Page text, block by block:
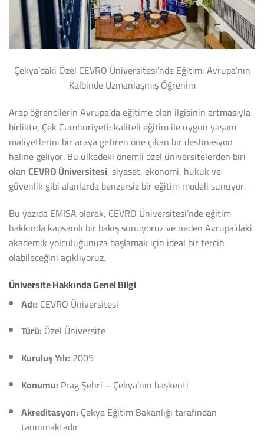
Çekya’daki Özel CEVRO Üniversitesi’nde Eğitim: Avrupa’nın
Kalbinde Uzmanlaşmış Öğrenim
Arap öğrencilerin Avrupa’da eğitime olan ilgisinin artmasıyla
birlikte, Çek Cumhuriyeti; kaliteli eğitim ile uygun yaşam
maliyetlerini bir araya getiren öne çıkan bir destinasyon
haline geliyor. Bu ülkedeki önemli özel üniversitelerden biri
olanCEVRO Üniversitesi, siyaset, ekonomi, hukuk ve
güvenlik gibi alanlarda benzersiz bir eğitim modeli sunuyor.
Bu yazıda EMISA olarak, CEVRO Üniversitesi’nde eğitim
hakkında kapsamlı bir bakış sunuyoruz ve neden Avrupa’daki
akademik yolculuğunuza başlamak için ideal bir tercih
olabileceğini açıklıyoruz.
Üniversite Hakkında Genel Bilgi
Adı: CEVRO Üniversitesi
Türü: Özel Üniversite
Kuruluş Yılı: 2005
Konumu: Prag Şehri – Çekya’nın başkenti
Akreditasyon: Çekya Eğitim Bakanlığı tarafından
tanınmaktadır